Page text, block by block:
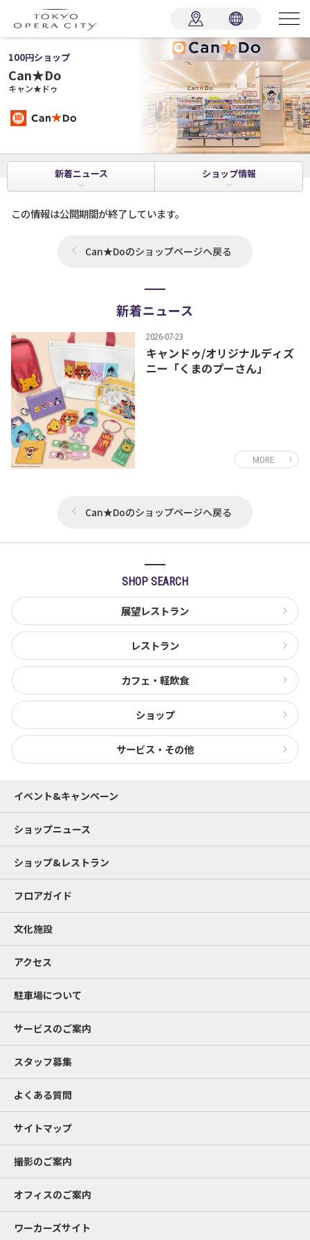
100円ショップ
Can★Do
キャン★ドゥ
新着ニュース ショップ情報
この情報は公開期間が終了しています。
Can★Doのショップページへ戻る
新着ニュース
2026-07-23
キャンドゥ/オリジナルディズ
ニー「くまのプーさん」
MORE
Can★Doのショップページへ戻る
SHOP SEARCH
展望レストラン
レストラン
カフェ・軽飲食
ショップ
サービス・その他
イベント&キャンペーン
ショップニュース
ショップ&レストラン
フロアガイド
文化施設
アクセス
駐車場について
サービスのご案内
スタッフ募集
よくある質問
サイトマップ
撮影のご案内
オフィスのご案内
ワーカーズサイト